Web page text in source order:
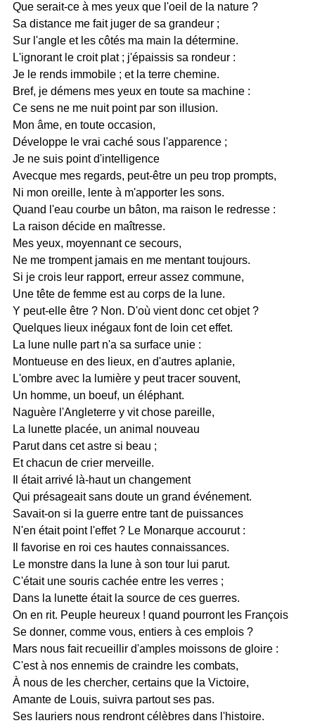
Que serait-ce à mes yeux que l'oeil de la nature ?
Sa distance me fait juger de sa grandeur ;
Sur l'angle et les côtés ma main la détermine.
L'ignorant le croit plat ; j'épaissis sa rondeur :
Je le rends immobile ; et la terre chemine.
Bref, je démens mes yeux en toute sa machine :
Ce sens ne me nuit point par son illusion.
Mon âme, en toute occasion,
Développe le vrai caché sous l'apparence ;
Je ne suis point d'intelligence
Avecque mes regards, peut-être un peu trop prompts,
Ni mon oreille, lente à m'apporter les sons.
Quand l'eau courbe un bâton, ma raison le redresse :
La raison décide en maîtresse.
Mes yeux, moyennant ce secours,
Ne me trompent jamais en me mentant toujours.
Si je crois leur rapport, erreur assez commune,
Une tête de femme est au corps de la lune.
Y peut-elle être ? Non. D'où vient donc cet objet ?
Quelques lieux inégaux font de loin cet effet.
La lune nulle part n'a sa surface unie :
Montueuse en des lieux, en d'autres aplanie,
L'ombre avec la lumière y peut tracer souvent,
Un homme, un boeuf, un éléphant.
Naguère l'Angleterre y vit chose pareille,
La lunette placée, un animal nouveau
Parut dans cet astre si beau ;
Et chacun de crier merveille.
Il était arrivé là-haut un changement
Qui présageait sans doute un grand événement.
Savait-on si la guerre entre tant de puissances
N'en était point l'effet ? Le Monarque accourut :
Il favorise en roi ces hautes connaissances.
Le monstre dans la lune à son tour lui parut.
C'était une souris cachée entre les verres ;
Dans la lunette était la source de ces guerres.
On en rit. Peuple heureux ! quand pourront les François
Se donner, comme vous, entiers à ces emplois ?
Mars nous fait recueillir d'amples moissons de gloire :
C'est à nos ennemis de craindre les combats,
À nous de les chercher, certains que la Victoire,
Amante de Louis, suivra partout ses pas.
Ses lauriers nous rendront célèbres dans l'histoire.